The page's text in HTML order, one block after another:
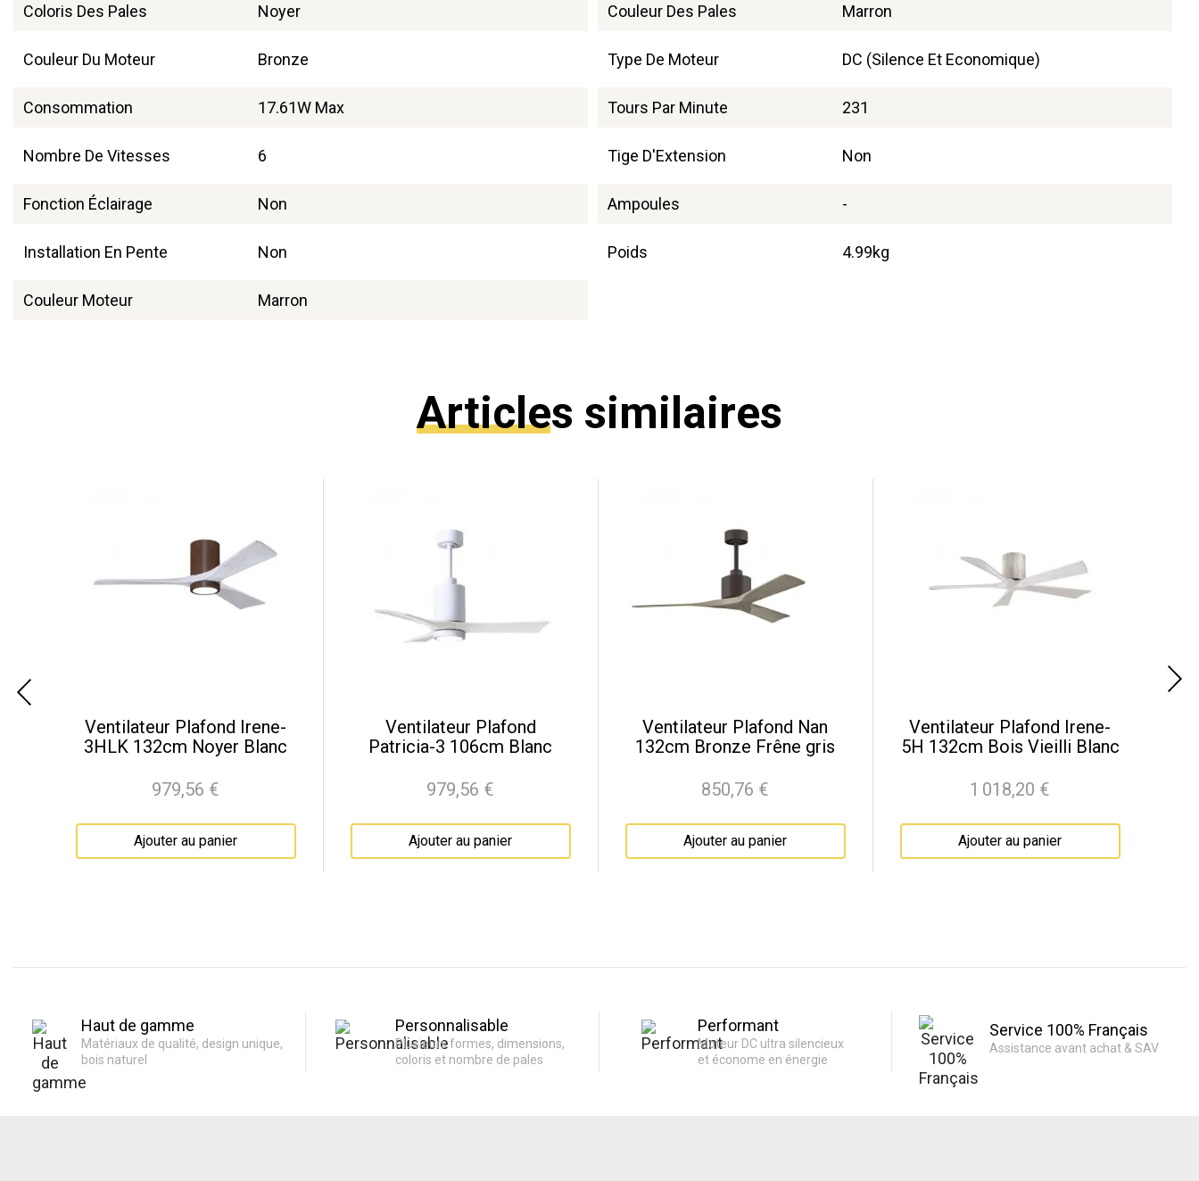
Coloris Des Pales Noyer Couleur Des Pales Marron
Couleur Du Moteur Bronze Type De Moteur DC (Silence Et Economique)
Consommation 17.61W Max Tours Par Minute 231
Nombre De Vitesses 6 Tige D'Extension Non
Fonction Éclairage Non Ampoules -
Installation En Pente Non Poids 4.99kg
Couleur Moteur Marron
Articles similaires
Ventilateur Plafond Irene-
3HLK 132cm Noyer Blanc
Prix
979,56 €
Ajouter au panier
Ventilateur Plafond
Patricia-3 106cm Blanc
Prix
979,56 €
Ajouter au panier
Ventilateur Plafond Nan
132cm Bronze Frêne gris
Prix
850,76 €
Ajouter au panier
Ventilateur Plafond Irene-
5H 132cm Bois Vieilli Blanc
Prix
1 018,20 €
Ajouter au panier
Haut de gamme
Matériaux de qualité, design unique,
bois naturel
Personnalisable
Plusieurs formes, dimensions,
coloris et nombre de pales
Performant
Moteur DC ultra silencieux
et économe en énergie
Service 100% Français
Assistance avant achat & SAV